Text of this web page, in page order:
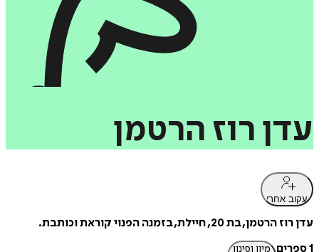
עדן רוז הרטמן
עקוב אחרי
עדן רוז הרטמן, בת 20, חיילת, בזמנה הפנוי קוראת וכותבת.
1 ספרים
מיון וסינון